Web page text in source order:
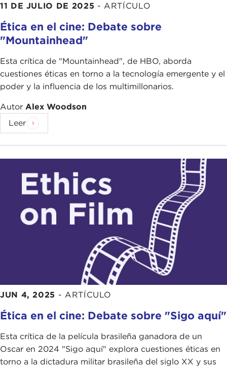
11 DE JULIO DE 2025 - ARTÍCULO
Ética en el cine: Debate sobre
"Mountainhead"
Esta crítica de "Mountainhead", de HBO, aborda
cuestiones éticas en torno a la tecnología emergente y el
poder y la influencia de los multimillonarios.
Autor Alex Woodson
Leer
JUN 4, 2025 - ARTÍCULO
Ética en el cine: Debate sobre "Sigo aquí"
Esta crítica de la película brasileña ganadora de un
Oscar en 2024 "Sigo aquí" explora cuestiones éticas en
torno a la dictadura militar brasileña del siglo XX y sus